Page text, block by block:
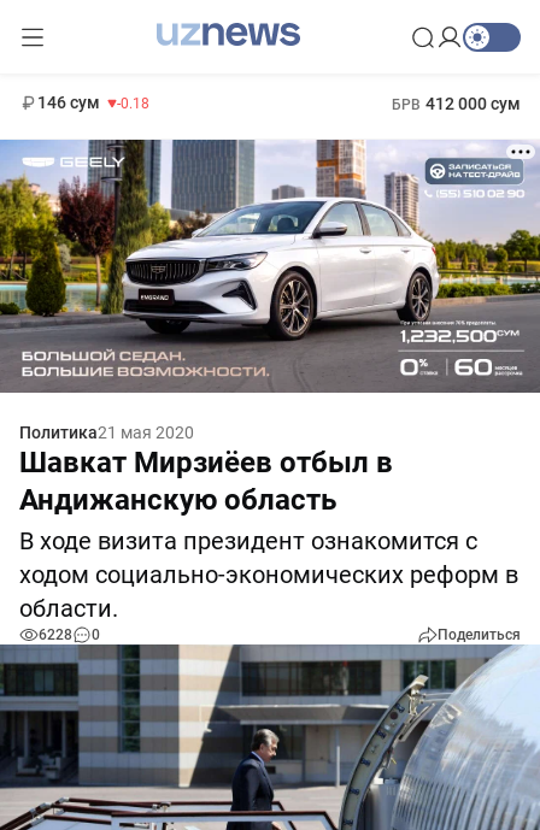
146 сум -0.18 БРВ 412 000 сум
Политика21 мая 2020
Шавкат Мирзиёев отбыл в
Андижанскую область
В ходе визита президент ознакомится с
ходом социально-экономических реформ в
области.
6228 0 Поделиться